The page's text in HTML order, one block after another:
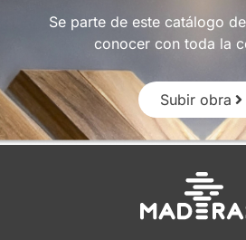
Se parte de este catálogo
conocer con toda la
Subir obra